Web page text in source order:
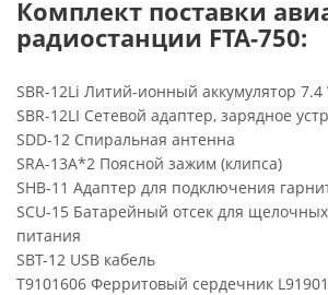
Комплект поставки
радиостанции FTA-750:
SBR-12Li Литий-ионный аккумулятор 7.4
SBR-12LI Сетевой адаптер, зарядное
SDD-12 Спиральная антенна
SRA-13A*2 Поясной зажим (клипса)
SHB-11 Адаптер для подключения
SCU-15 Батарейный отсек для
питания
SBT-12 USB кабель
T9101606 Ферритовый сердечник